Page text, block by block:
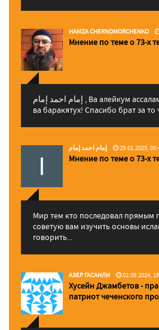
HAMZA CHERNOMORCHENKO
Мнение по теме о 73-х
إمام احمد إمام , Ва алейкум ассалам ва рахматуЛлахи
ва баракятух! Спасибо брат за
إمام احمد إمام 29.01.2025,
Мнение по теме о 73-х
Мир тем кто последовал прямым
советую вам изучить основы
говорить...
АЗЕР ГАСАНЛИ 02.09.2024,
Хусейн Джамбетов -
патриот чеченского